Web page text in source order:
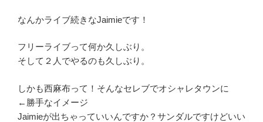
なんかライブ続きなJaimieです！
フリーライブって何か久しぶり。
そして２人でやるのも久しぶり。
しかも西麻布って！そんなセレブでオシャレタウンに
←勝手なイメージ
Jaimieが出ちゃっていいんですか？サンダルですけどいい